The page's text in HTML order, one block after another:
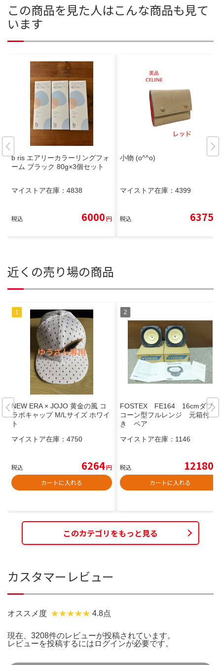
この商品を見た人はこんな商品も見て
います
b ris エアリーカラーリングフォ
ーム ブラック 80g×3個セット
マイストア在庫： 4838
税込 6000円
小物 (o^^o)
マイストア在庫： 4399
税込 6375
近くの売り場の商品
NEW ERA × JOJO 黄金の風 コ
ラボキャップ M/Lサイズ ホワイ
ト
マイストア在庫： 4750
税込 6264円
カートに入れる
FOSTEX FE164 16cmダブル
コーン型フルレンジ 元箱付
き ペア
マイストア在庫： 1146
税込 12180
カートに入れる
このカテゴリをもっと見る
カスタマーレビュー
オススメ度 4.8点
現在、3208件のレビューが投稿されています。
レビューを投稿するには ログインが必要です。